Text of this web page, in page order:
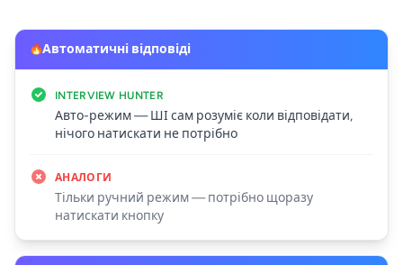
Автоматичні відповіді
INTERVIEW HUNTER
Авто-режим — ШІ сам розуміє коли відповідати,
нічого натискати не потрібно
АНАЛОГИ
Тільки ручний режим — потрібно щоразу
натискати кнопку